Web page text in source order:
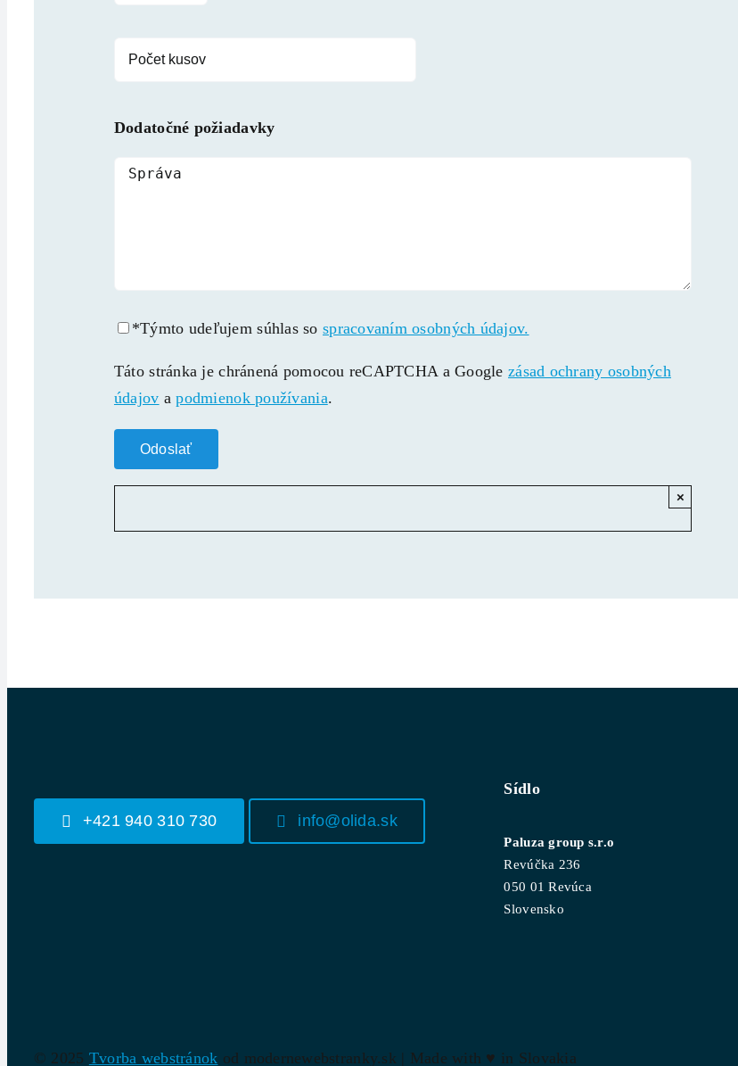
Dodatočné požiadavky
*Týmto udeľujem súhlas so spracovaním osobných údajov.
Táto stránka je chránená pomocou reCAPTCHA a Google zásad ochrany osobných
údajov apodmienok používania.
×
+421 940 310 730 info@olida.sk
Sídlo
Paluza group s.r.o
Revúčka 236
050 01 Revúca
Slovensko
© 2025 Tvorba webstránok od modernewebstranky.sk | Made with ♥ in Slovakia